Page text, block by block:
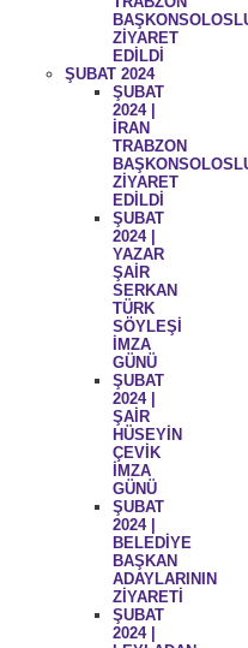
ZİYARET
EDİLDİ
ŞUBAT 2024
ŞUBAT
2024 |
İRAN
TRABZON
ZİYARET
EDİLDİ
ŞUBAT
2024 |
YAZAR
ŞAİR
SERKAN
TÜRK
SÖYLEŞİ
İMZA
GÜNÜ
ŞUBAT
2024 |
ŞAİR
HÜSEYİN
ÇEVİK
İMZA
GÜNÜ
ŞUBAT
2024 |
BELEDİYE
BAŞKAN
ADAYLARININ
ZİYARETİ
ŞUBAT
2024 |